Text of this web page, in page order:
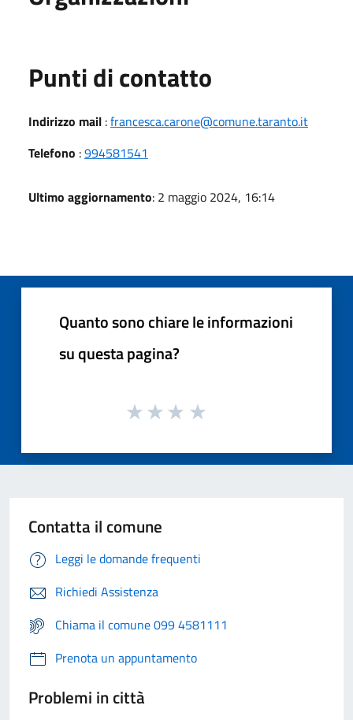
Punti di contatto
Indirizzo mail :francesca.carone@comune.taranto.it
Telefono :994581541
Ultimo aggiornamento: 2 maggio 2024, 16:14
Quanto sono chiare le informazioni
su questa pagina?
Contatta il comune
Leggi le domande frequenti
Richiedi Assistenza
Chiama il comune 099 4581111
Prenota un appuntamento
Problemi in città